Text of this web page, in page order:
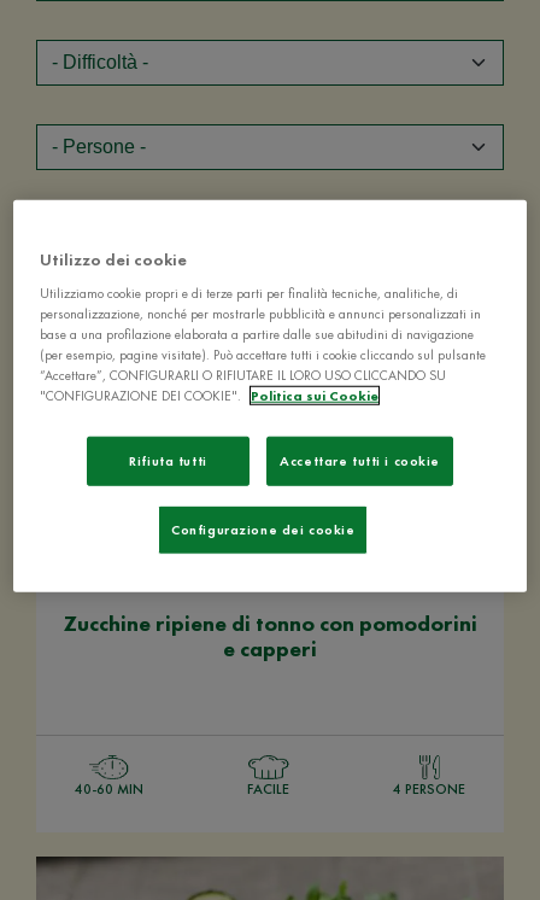
Zucchine ripiene di tonno con pomodorini
e capperi
40-60 MIN FACILE 4 PERSONE
Utilizzo dei cookie
Utilizziamo cookie propri e di terze parti per finalità tecniche, analitiche, di
personalizzazione, nonché per mostrarle pubblicità e annunci personalizzati in
base a una profilazione elaborata a partire dalle sue abitudini di navigazione
(per esempio, pagine visitate). Può accettare tutti i cookie cliccando sul pulsante
“Accettare”, CONFIGURARLI O RIFIUTARE IL LORO USO CLICCANDO SU
"CONFIGURAZIONE DEI COOKIE".
Politica sui Cookie
Rifiuta tutti Accettare tutti i cookie
Configurazione dei cookie